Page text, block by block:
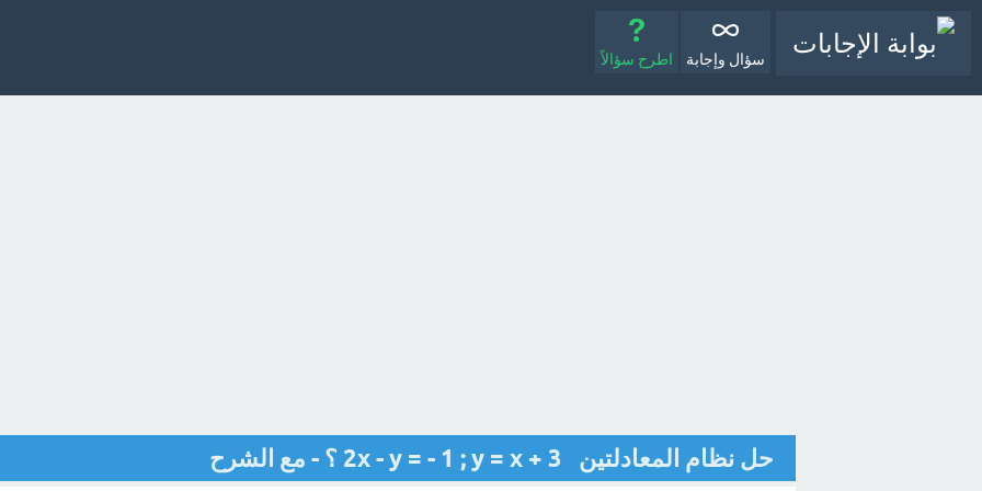
سؤال وإجابة اطرح سؤالاً
حل نظام المعادلتين 2x - y = - 1 ; y = x + 3 ؟ - مع الشرح